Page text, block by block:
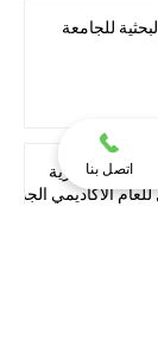
التعليمية التي
تحتل OUS المرتبة 49 عالميًا وفق تصنيف QRNW
وهو نظام
تصنيف أكاديمي مستقل وعضو في IREG – المرصد
الأكاديمي.
اتصل بنا